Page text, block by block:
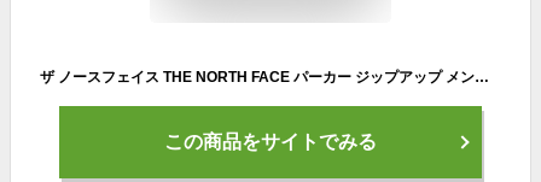
ザ ノースフェイス THE NORTH FACE パーカー ジップアップ メンズ 24SS スクエア ロゴ ジップ フーディ ( 24SS Square Logo Zip Hoodie 2024春夏 ジップパーカー フード スウェット トップス NT12335 ザ・ノース・フェイス THE・NORTHFACE ノースフェース 国内正規 )
この商品をサイトでみる